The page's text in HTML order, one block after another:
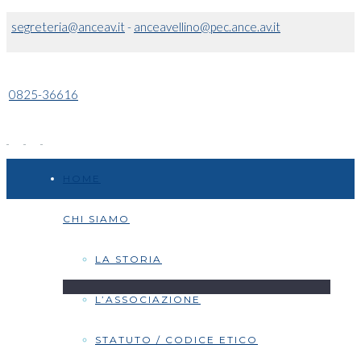
segreteria@anceav.it- anceavellino@pec.ance.av.it
0825-36616
CHI SIAMO
LA STORIA
L’ASSOCIAZIONE
STATUTO / CODICE ETICO